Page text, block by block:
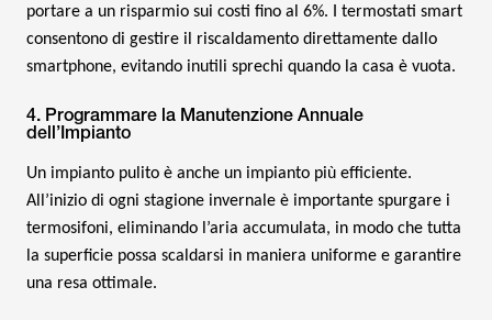
portare a un risparmio sui costi fino al 6%. I termostati smart
consentono di gestire il riscaldamento direttamente dallo
smartphone, evitando inutili sprechi quando la casa è vuota.
4. Programmare la Manutenzione Annuale
dell’Impianto
Un impianto pulito è anche un impianto più efficiente.
All’inizio di ogni stagione invernale è importante spurgare i
termosifoni, eliminando l’aria accumulata, in modo che tutta
la superficie possa scaldarsi in maniera uniforme e garantire
una resa ottimale.